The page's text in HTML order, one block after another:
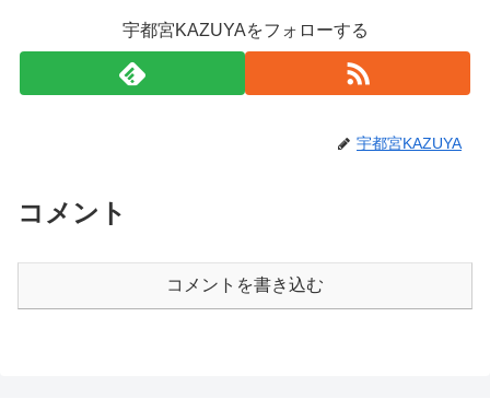
宇都宮KAZUYAをフォローする
宇都宮KAZUYA
コメント
コメントを書き込む